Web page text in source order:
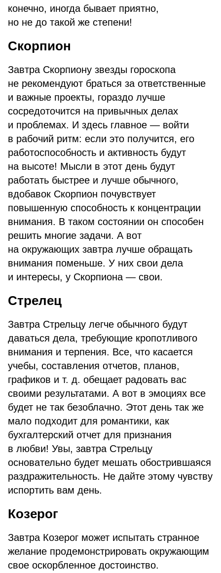
конечно, иногда бывает приятно,
но не до такой же степени!
Скорпион
Завтра Скорпиону звезды гороскопа
не рекомендуют браться за ответственные
и важные проекты, гораздо лучше
сосредоточится на привычных делах
и проблемах. И здесь главное — войти
в рабочий ритм: если это получится, его
работоспособность и активность будут
на высоте! Мысли в этот день будут
работать быстрее и лучше обычного,
вдобавок Скорпион почувствует
повышенную способность к концентрации
внимания. В таком состоянии он способен
решить многие задачи. А вот
на окружающих завтра лучше обращать
внимания поменьше. У них свои дела
и интересы, у Скорпиона — свои.
Стрелец
Завтра Стрельцу легче обычного будут
даваться дела, требующие кропотливого
внимания и терпения. Все, что касается
учебы, составления отчетов, планов,
графиков и т. д. обещает радовать вас
своими результатами. А вот в эмоциях все
будет не так безоблачно. Этот день так же
мало подходит для романтики, как
бухгалтерский отчет для признания
в любви! Увы, завтра Стрельцу
основательно будет мешать обострившаяся
раздражительность. Не дайте этому чувству
испортить вам день.
Козерог
Завтра Козерог может испытать странное
желание продемонстрировать окружающим
свое оскорбленное достоинство.